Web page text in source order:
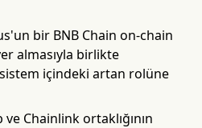
bir BNB Chain on-chain
almasıyla birlikte
içindeki artan rolüne
Chainlink ortaklığının